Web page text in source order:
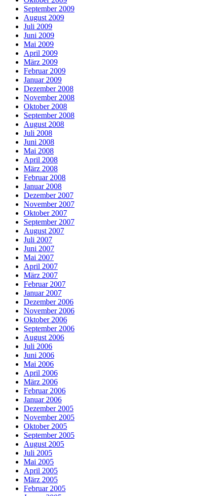
September 2009
August 2009
Juli 2009
Juni 2009
Mai 2009
April 2009
März 2009
Februar 2009
Januar 2009
Dezember 2008
November 2008
Oktober 2008
September 2008
August 2008
Juli 2008
Juni 2008
Mai 2008
April 2008
März 2008
Februar 2008
Januar 2008
Dezember 2007
November 2007
Oktober 2007
September 2007
August 2007
Juli 2007
Juni 2007
Mai 2007
April 2007
März 2007
Februar 2007
Januar 2007
Dezember 2006
November 2006
Oktober 2006
September 2006
August 2006
Juli 2006
Juni 2006
Mai 2006
April 2006
März 2006
Februar 2006
Januar 2006
Dezember 2005
November 2005
Oktober 2005
September 2005
August 2005
Juli 2005
Mai 2005
April 2005
März 2005
Februar 2005